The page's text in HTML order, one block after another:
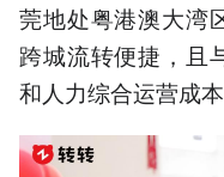
莞地处粤港澳大湾
跨城流转便捷，且
和人力综合运营成